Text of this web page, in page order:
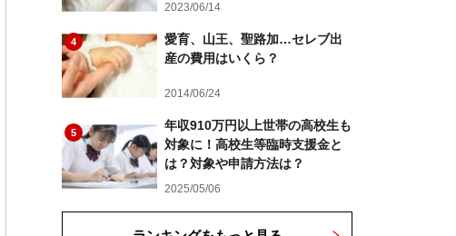
2023/06/14
4
愛育、山王、聖路加…セレブ出
産の費用はいくら？
2014/06/24
5
年収910万円以上世帯の高校生も
対象に！高校生等臨時支援金と
は？対象や申請方法は？
2025/05/06